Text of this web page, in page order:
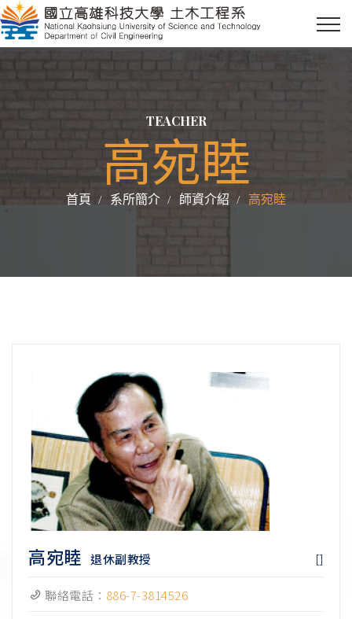
TEACHER
高宛睦
首頁 系所簡介 師資介紹 高宛睦
高宛睦 退休副教授 []
聯絡電話： 886-7-3814526